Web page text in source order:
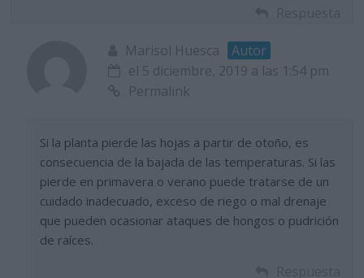
Marisol Huesca
Autor
el 5 diciembre, 2019 a las 1:54 pm
Permalink
Si la planta pierde las hojas a partir de otoño, es
consecuencia de la bajada de las temperaturas. Si las
pierde en primavera o verano puede tratarse de un
cuidado inadecuado, exceso de riego o mal drenaje
que pueden ocasionar ataques de hongos o pudrición
de raíces.